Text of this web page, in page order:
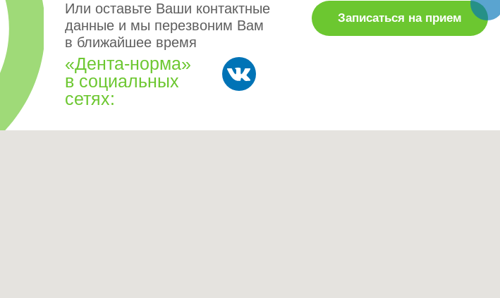
Записаться на прием
Или оставьте Ваши контактные
данные и мы перезвоним Вам
в ближайшее время
«Дента-норма»
в социальных
сетях: